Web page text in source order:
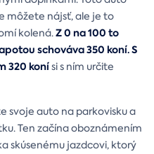
môžete nájsť, ale je to
kolená.Z 0 na 100 to
schováva 350 koní. S
320 konísi s ním určite
svoje auto na parkovisku a
Ten začína oboznámením
skúsenému jazdcovi, ktorý